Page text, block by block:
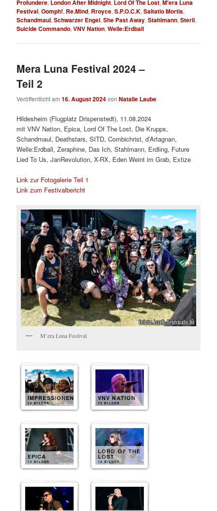
Profundere, London After Midnight, Lord Of The Lost,M'era Luna
Festival,Oomph!, Re.Mind, Rroyce,S.P.O.C.K,Saltatio Mortis,
Schandmaul,Schwarzer Engel,She Past Away,Stahlmann,Steril,
Suicide Commando,VNV Nation,Welle:Erdball
Mera Luna Festival 2024 –
Teil 2
Veröffentlicht am16. August 2024vonNatalie Laube
Hildesheim (Flugplatz Drispenstedt), 11.08.2024
mit VNV Nation, Epica, Lord Of The Lost, Die Krupps,
Schandmaul, Deathstars, SITD, Combichrist, d’Artagnan,
Welle:Erdball, Zeraphine, Das Ich, Stahlmann, Erdling, Future
Lied To Us, JanRevolution, X-RX, Eden Weint im Grab, Extize
Link zur Fotogalerie Teil 1
Link zum Festivalbericht
M’era Luna Festival
IMPRESSIONEN
50 BILDER
VNV NATION
15 BILDER
EPICA
15 BILDER
LORD OF THE
LOST
14 BILDER